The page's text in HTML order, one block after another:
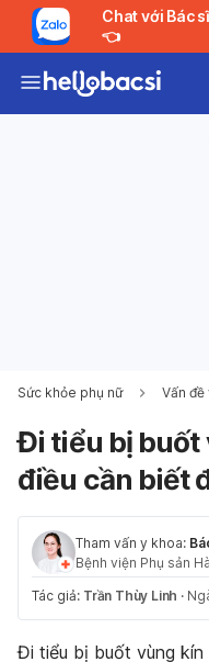
Chat với Bác sĩ ngay 👉 Nhận tư
👈
Sức khỏe phụ nữ Vấn đề
Đi tiểu bị buốt
điều cần biết
Tham vấn y khoa:
Bệnh viện Phụ sản
Tác giả: Trần Thùy Linh ·
Đi tiểu bị buốt vùng